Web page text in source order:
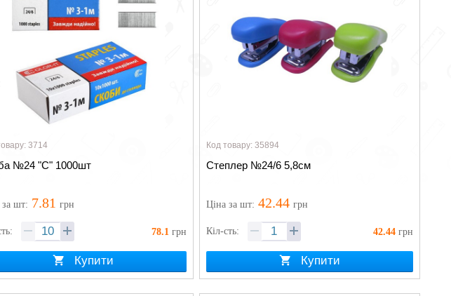
3714
№24 "С" 1000шт
шт: 7.81 грн
78.1 грн
Купити
Код товару: 35894
Степлер №24/6 5,8см
Ціназа шт: 42.44 грн
Кіл-сть: 42.44 грн
Купити